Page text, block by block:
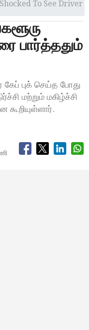
To See Driver
பார்த்ததும்
புக் செய்த போது
மற்றும் மகிழ்ச்சி